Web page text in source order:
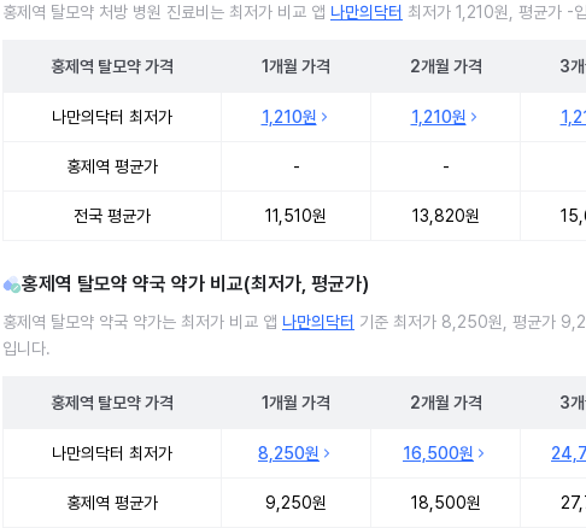
홍제역 탈모약 처방 병원 진료비는 최저가 비교 앱 나만의닥터 최저가 1,210원, 평균가 -
홍제역 탈모약가격 1개월 가격 2개월 가격 3
나만의닥터 최저가 1,210원 1,210원
홍제역 평균가 - -
전국 평균가 11,510원 13,820원
홍제역 탈모약 약국 약가 비교(최저가, 평균가)
홍제역 탈모약 약국 약가는 최저가 비교 앱 나만의닥터 기준 최저가 8,250원, 평균가
입니다.
홍제역 탈모약가격 1개월 가격 2개월 가격 3
나만의닥터 최저가 8,250원 16,500원
홍제역 평균가 9,250원 18,500원